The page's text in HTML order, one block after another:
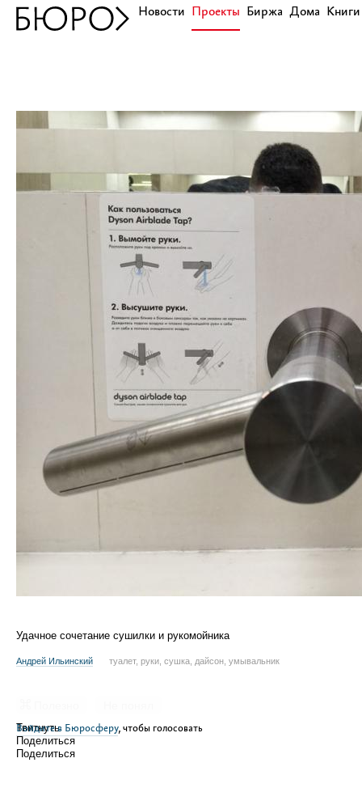
Новости Проекты Биржа Дома Книги
Удачное сочетание сушилки и рукомойника
Андрей Ильинский туалет, руки, сушка, дайсон, умывальник
Войдите в Бюросферу, чтобы голосовать
Твитнуть
Поделиться
Поделиться